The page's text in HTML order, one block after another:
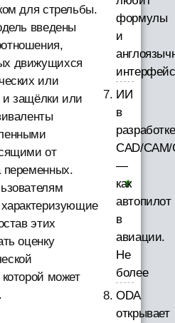
для стрельбы.
введены
движущихся
или
защёлки или
от
переменных.
этих
оценку
может
формулы
и
ИИ
в
разработке
CAD/
—
как
автопилот
в
авиации.
Не
более
ODA
открывает